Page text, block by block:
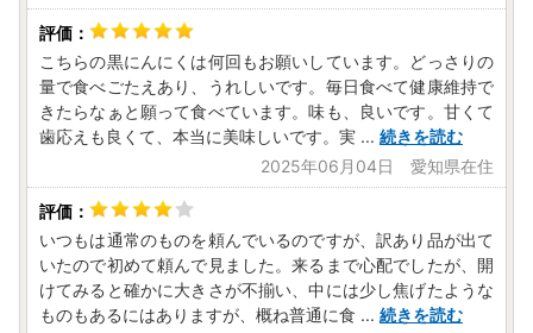
こちらの黒にんにくは何回もお願いしています。どっさりの
量で食べごたえあり、うれしいです。毎日食べて健康維持で
きたらなぁと願って食べています。味も、良いです。甘くて
歯応えも良くて、本当に美味しいです。実 ... 続きを読む
2025年06月04日 愛知県在住
いつもは通常のものを頼んでいるのですが、訳あり品が出て
いたので初めて頼んで見ました。来るまで心配でしたが、開
けてみると確かに大きさが不揃い、中には少し焦げたような
ものもあるにはありますが、概ね普通に食 ... 続きを読む